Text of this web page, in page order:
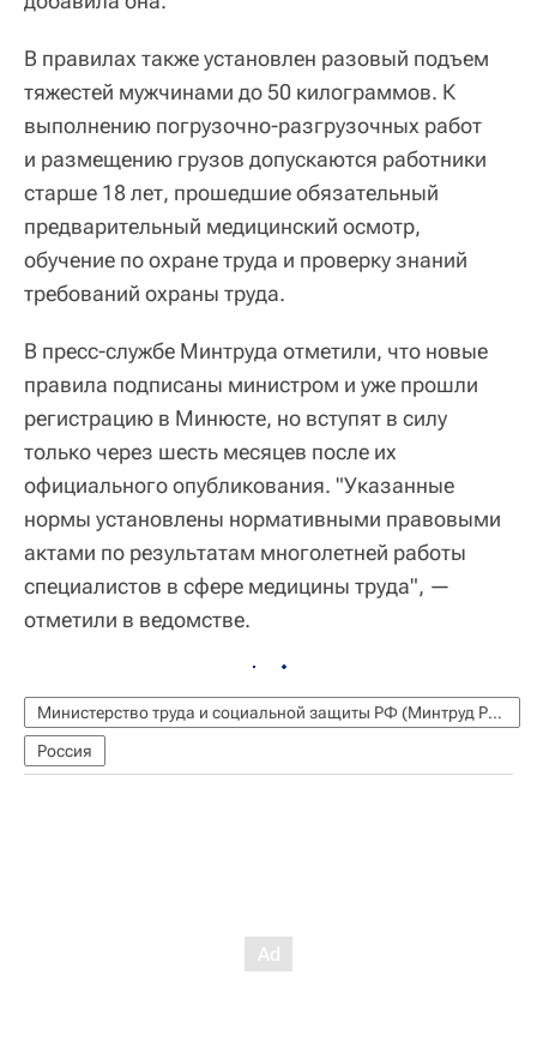
В правилах также установлен разовый подъем
тяжестей мужчинами до 50 килограммов. К
выполнению погрузочно-разгрузочных работ
и размещению грузов допускаются работники
старше 18 лет, прошедшие обязательный
предварительный медицинский осмотр,
обучение по охране труда и проверку знаний
требований охраны труда.
В пресс-службе Минтруда отметили, что новые
правила подписаны министром и уже прошли
регистрацию в Минюсте, но вступят в силу
только через шесть месяцев после их
официального опубликования. "Указанные
нормы установлены нормативными правовыми
актами по результатам многолетней работы
специалистов в сфере медицины труда", —
отметили в ведомстве.
Министерство труда и социальной защиты РФ (Минтруд России)
Россия